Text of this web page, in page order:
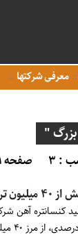
معرفی شرکتها
"
: ۳
صفحه ۱ از ۱
در شرکت‌های بزرگ